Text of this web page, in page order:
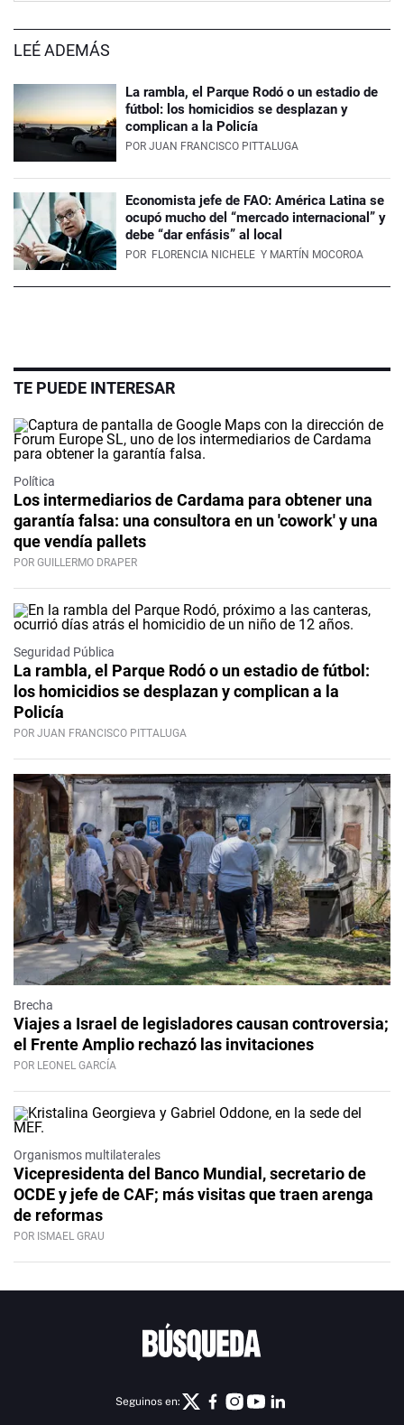
LEÉ ADEMÁS
La rambla, el Parque Rodó o un estadio de
fútbol: los homicidios se desplazan y
complican a la Policía
POR JUAN FRANCISCO PITTALUGA
Economista jefe de FAO: América Latina se
ocupó mucho del “mercado internacional” y
debe “dar enfásis” al local
POR FLORENCIA NICHELE Y MARTÍN MOCOROA
TE PUEDE INTERESAR
Política
Los intermediarios de Cardama para obtener una
garantía falsa: una consultora en un 'cowork' y una
que vendía pallets
POR GUILLERMO DRAPER
Seguridad Pública
La rambla, el Parque Rodó o un estadio de fútbol:
los homicidios se desplazan y complican a la
Policía
POR JUAN FRANCISCO PITTALUGA
Brecha
Viajes a Israel de legisladores causan controversia;
el Frente Amplio rechazó las invitaciones
POR LEONEL GARCÍA
Organismos multilaterales
Vicepresidenta del Banco Mundial, secretario de
OCDE y jefe de CAF; más visitas que traen arenga
de reformas
POR ISMAEL GRAU
Seguinos en: